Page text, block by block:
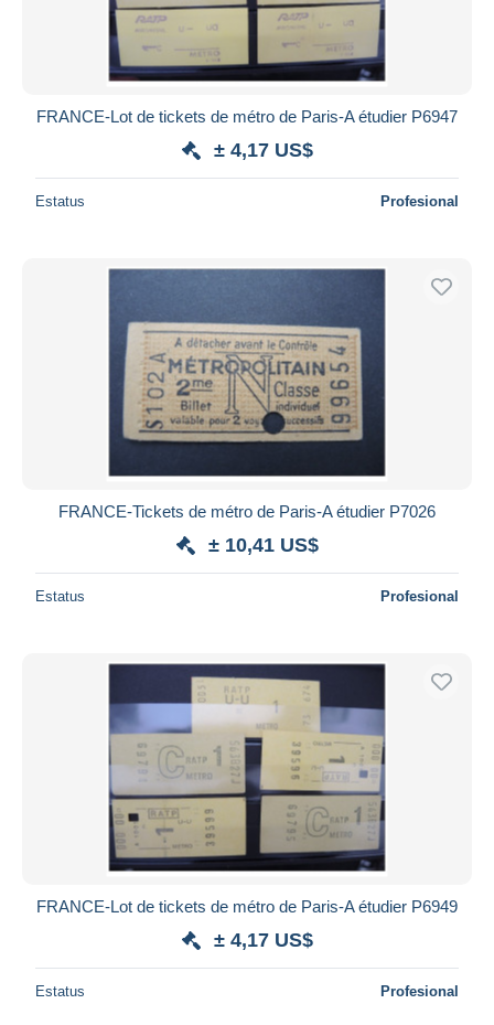
FRANCE-Lot de tickets de métro de Paris-A étudier P6947
± 4,17 US$
Estatus Profesional
FRANCE-Tickets de métro de Paris-A étudier P7026
± 10,41 US$
Estatus Profesional
FRANCE-Lot de tickets de métro de Paris-A étudier P6949
± 4,17 US$
Estatus Profesional